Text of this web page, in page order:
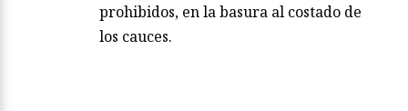
prohibidos, en la basura al costado de
los cauces.